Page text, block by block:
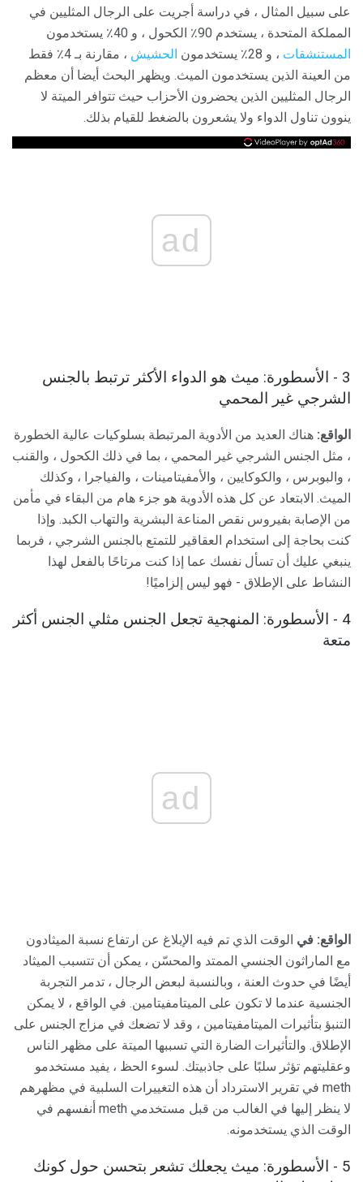
على سبيل المثال ، في دراسة أجريت على الرجال المثليين في
المملكة المتحدة ، يستخدم 90٪ الكحول ، و 40٪ يستخدمون
المستنشقات ، و 28٪ يستخدمون الحشيش
، مقارنة بـ 4٪ فقط
من العينة الذين يستخدمون الميث. ويظهر البحث أيضا أن معظم
الرجال المثليين الذين يحضرون الأحزاب حيث تتوافر الميتة لا
ينوون تناول الدواء ولا يشعرون بالضغط للقيام بذلك.
ad
3 - الأسطورة: ميث هو الدواء الأكثر ترتبط بالجنس
الشرجي غير المحمي
الواقع: هناك العديد من الأدوية المرتبطة بسلوكيات عالية الخطورة
، مثل الجنس الشرجي غير المحمي ، بما في ذلك الكحول ، والقنب
، والبوبرس ، والكوكايين ، والأمفيتامينات ، والفياجرا ، وكذلك
الميث. الابتعاد عن كل هذه الأدوية هو جزء هام من البقاء في مأمن
من الإصابة بفيروس نقص المناعة البشرية والتهاب الكبد. وإذا
كنت بحاجة إلى استخدام العقاقير للتمتع بالجنس الشرجي ، فربما
ينبغي عليك أن تسأل نفسك عما إذا كنت مرتاحًا بالفعل لهذا
النشاط على الإطلاق - فهو ليس إلزاميًا!
4 - الأسطورة: المنهجية تجعل الجنس مثلي الجنس أكثر
متعة
ad
الواقع: في الوقت الذي تم فيه الإبلاغ عن ارتفاع نسبة الميثادون
مع الماراثون الجنسي الممتد والمحسّن ، يمكن أن تتسبب الميثاد
أيضًا في حدوث العنة ، وبالنسبة لبعض الرجال ، تدمر التجربة
الجنسية عندما لا تكون على الميتامفيتامين. في الواقع ، لا يمكن
التنبؤ بتأثيرات الميتامفيتامين ، وقد لا تضعك في مزاج الجنس على
الإطلاق. والتأثيرات الضارة التي تسببها الميتة على مظهر الناس
وعقليتهم تؤثر سلبًا على جاذبيتك. لسوء الحظ ، يفيد مستخدمو
meth في تقرير الاسترداد أن هذه التغييرات السلبية في مظهرهم
لا ينظر إليها في الغالب من قبل مستخدمي meth أنفسهم في
الوقت الذي يستخدمونه.
5 - الأسطورة: ميث يجعلك تشعر بتحسن حول كونك